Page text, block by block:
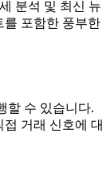
분석 및 최신 뉴
를 포함한 풍부한
할 수 있습니다.
거래 신호에 대